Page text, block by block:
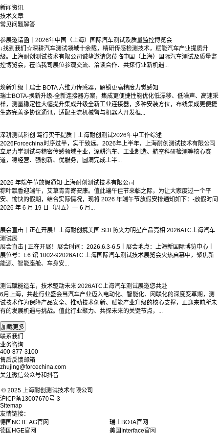
新闻资讯
技术文章
常见问题解答
参展邀请函｜2026年中国（上海）国际汽车测试及质量监控博览会
↓找到我们☆深耕汽车测试领域十余载，精研传感检测技术，赋能汽车产业提质升
级。上海耐创测试技术有限公司诚挚邀请您莅临中国（上海）国际汽车测试及质量监
控博览会，莅临我司展位参观交流、洽谈合作、共探行业新机遇...
焕新升级｜瑞士 BOTA 六维力传感器，解锁更高精度力觉感知
瑞士BOTA-换新升级-全新连接器方案，集成更便捷性能优化低漂移、低噪声、高速采
样，测量稳定性大幅提升集成升级全新工业连接器，多种安装方位，布线集成更便捷
生态完善多协议通讯，适配主流机械臂与机器人开发框...
深耕测试科创 笃行实干提质｜上海耐创测试2026年中工作综述
2026Forcechina时序过半，实干致远。2026年上半年，上海耐创测试技术有限公司
立足力学测试与精密传感领域主业，深耕汽车、工业制造、航空科研检测等核心赛
道，稳经营、强创新、优服务，圆满完成上半...
2026 年端午节放假通知-上海耐创测试技术有限公司
粽叶飘香迎端午，艾草青青寄安康。值此端午佳节来临之际，为让大家度过一个平
安、愉快的假期，结合实际情况，现将 2026 年端午节放假安排通知如下：-放假时间
2026 年 6 月 19 日（周五）— 6 月...
展会直击｜正在开展！上海耐创携美国 SDI 防夹力明星产品亮相 2026ATC上海汽车
测试展
展会直击 | 正在开展！展会时间：2026.6.3-6.5｜展会地点：上海新国际博览中心｜
展位号：E6 馆 1002-92026ATC 上海国际汽车测试技术展览会火热启幕中，聚焦新
能源、智能座舱、车身安...
测试赋能造车，技术驱动未来|2026ATC上海汽车测试展邀您共赴
6月上海，共赴行业盛会当汽车产业迈入电动化、智能化、网联化的深度变革期，测
试技术作为保障产品安全、推动技术创新、赋能产业升级的核心支撑，正迎来前所未
有的发展机遇与挑战。值此行业聚力、共探未来的关键节点，...
联系我们
业务咨询
400-877-3100
售后反馈邮箱
zhujing@forcechina.com
关注微信公众号和抖音
© 2025 上海耐创测试技术有限公司
沪ICP备13007670号-3
Sitemap
友情链接：
德国NCTE AG官网
瑞士BOTA官网
德国HGE官网
美国Interface官网